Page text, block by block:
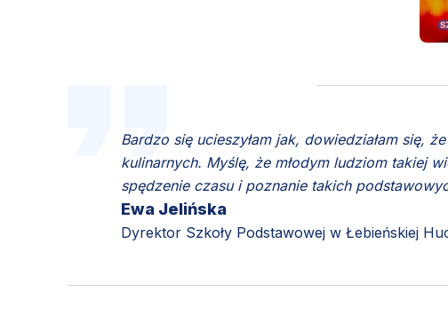
Bardzo się ucieszyłam jak, dowiedziałam się,
kulinarnych. Myślę, że młodym ludziom takiej
spędzenie czasu i poznanie takich
Ewa Jelińska
Dyrektor Szkoły Podstawowej w Łebieńskiej